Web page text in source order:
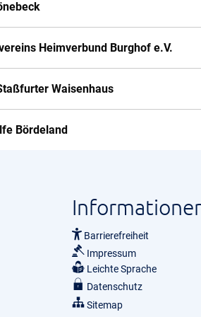
Heimverbund Burghof e.V.
Waisenhaus
Bördeland
Barrierefreiheit
Impressum
Leichte Sprache
Datenschutz
Sitemap